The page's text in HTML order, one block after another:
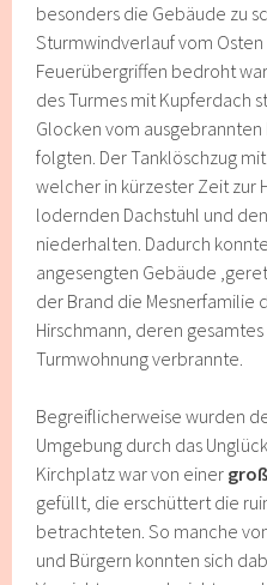
besonders die Gebäude zu
Sturmwindverlauf vom
Feuerübergriffen bedroht
des Turmes mit Kupferdach
Glocken vom
folgten. Der Tanklöschzug
welcher in kürzester Zeit zur
lodernden Dachstuhl und
niederhalten. Dadurch
angesengten Gebäude
der Brand die Mesnerfamilie
Hirschmann, deren
Turmwohnung verbrannte.
Begreiflicherweise wurden
Umgebung durch das
Kirchplatz war von einer
gefüllt, die erschüttert die
betrachteten. So manche
und Bürgern konnten sich